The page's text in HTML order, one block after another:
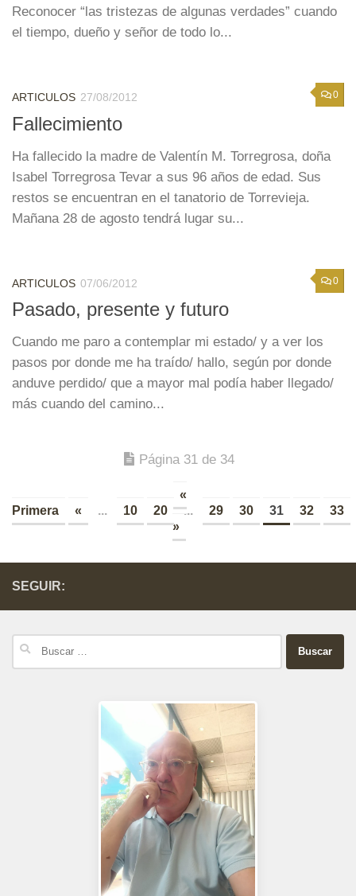
Reconocer “las tristezas de algunas verdades” cuando
el tiempo, dueño y señor de todo lo...
0
ARTICULOS 27/08/2012
Fallecimiento
Ha fallecido la madre de Valentín M. Torregrosa, doña
Isabel Torregrosa Tevar a sus 96 años de edad. Sus
restos se encuentran en el tanatorio de Torrevieja.
Mañana 28 de agosto tendrá lugar su...
0
ARTICULOS 07/06/2012
Pasado, presente y futuro
Cuando me paro a contemplar mi estado/ y a ver los
pasos por donde me ha traído/ hallo, según por donde
anduve perdido/ que a mayor mal podía haber llegado/
más cuando del camino...
Página 31 de 34
«
Primera
« ... 10 20 ... 29 30 31 32
33
»
SEGUIR:
Buscar: